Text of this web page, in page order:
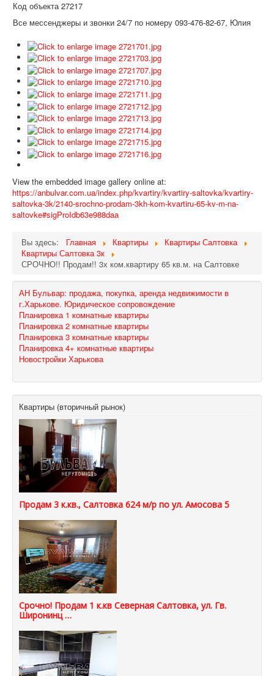
Код объекта 27217
Все мессенджеры и звонки 24/7 по номеру 093-476-82-67, Юлия
View the embedded image gallery online at:
https://anbulvar.com.ua/index.php/kvartiry/kvartiry-saltovka/kvartiry-
saltovka-3k/2140-srochno-prodam-3kh-kom-kvartiru-65-kv-m-na-
saltovke#sigProIdb63e988daa
Вы здесь: Главная Квартиры
Квартиры Салтовка
Квартиры Салтовка 3к
СРОЧНО!! Продам!! 3х ком.квартиру 65 кв.м. на Салтовке
АН Бульвар: продажа, покупка, аренда недвижимости в
г.Харькове. Юридическое сопровождение
Планировка 1 комнатные квартиры
Планировка 2 комнатные квартиры
Планировка 3 комнатные квартиры
Планировка 4+ комнатные квартиры
Новостройки Харькова
Квартиры (вторичный рынок)
Продам 3 к.кв., Салтовка 624 м/р по ул. Амосова 5
Срочно! Продам 1 к.кв Северная Салтовка, ул. Гв.
Широнинц …